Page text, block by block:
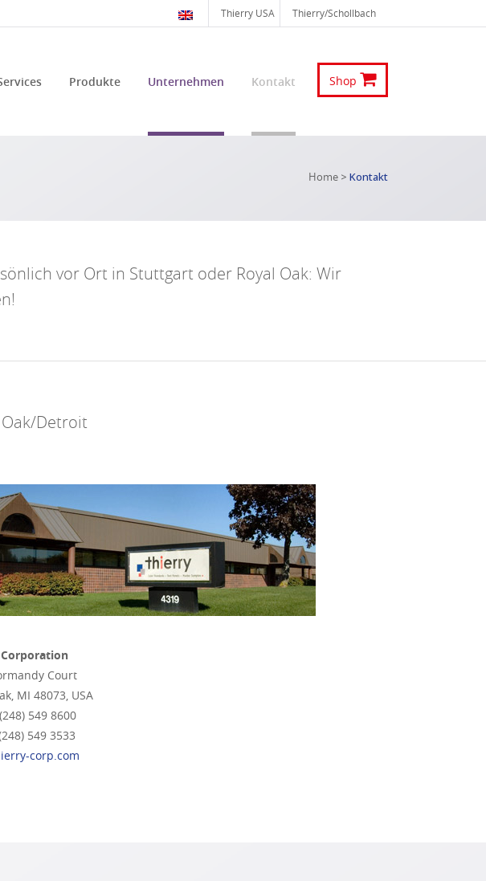
Thierry USA Thierry/Schollbach
Shop
Produkte Unternehmen Kontakt
Home > Kontakt
vor Ort in Stuttgart oder Royal Oak: Wir
Oak/Detroit
Court
MI 48073, USA
549 8600
549 3533
corp.com